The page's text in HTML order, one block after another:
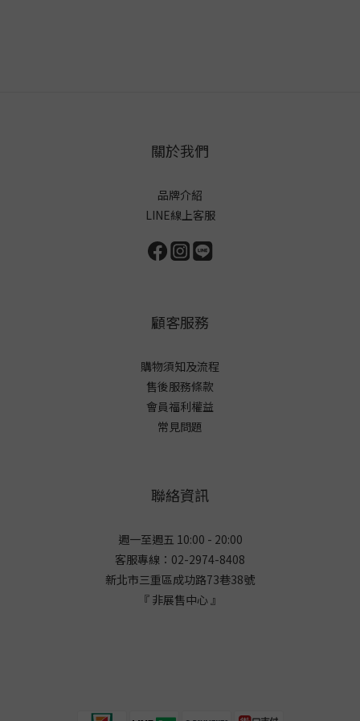
關於我們
品牌介紹
LINE線上客服
顧客服務
購物須知及流程
售後服務條款
會員福利權益
常見問題
聯絡資訊
週一至週五 10:00 - 20:00
客服專線：02-2974-8408
新北市三重區成功路73巷38號
『 非展售中心 』